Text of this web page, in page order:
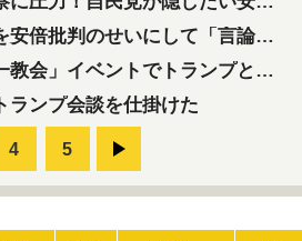
いにして「言論封殺」に利用する自民党応援団
トでトランプと演説！同性婚や夫婦別姓を攻撃
ランプ会談を仕掛けた